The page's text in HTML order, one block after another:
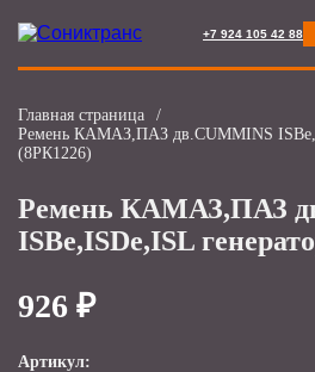
+7 924 105 42 88
Главная страница
/
Ремень КАМАЗ,ПАЗ дв.CUMMINS
(8РК1226)
Ремень КАМАЗ,ПАЗ
ISBe,ISDe,ISL
926 ₽
Артикул: